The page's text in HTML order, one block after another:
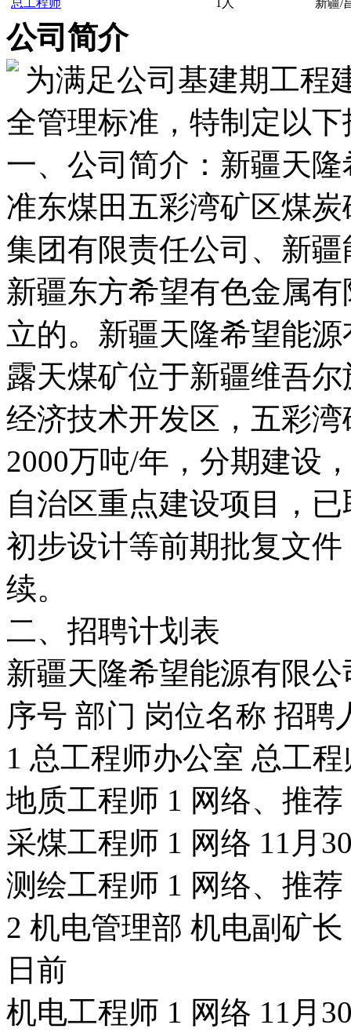
公司简介
为满足公司基建期工程
全管理标准，特制定以
一、公司简介：新疆天
准东煤田五彩湾矿区煤
集团有限责任公司、新
新疆东方希望有色金属
立的。新疆天隆希望能
露天煤矿位于新疆维吾
经济技术开发区，五彩
2000万吨/年，分期建设
自治区重点建设项目，
初步设计等前期批复文
续。
二、招聘计划表
新疆天隆希望能源有限
序号 部门 岗位名称 招
1 总工程师办公室 总工
地质工程师 1 网络、推荐
采煤工程师 1 网络 11月
测绘工程师 1 网络、推荐
2 机电管理部 机电副矿
日前
机电工程师 1 网络 11月